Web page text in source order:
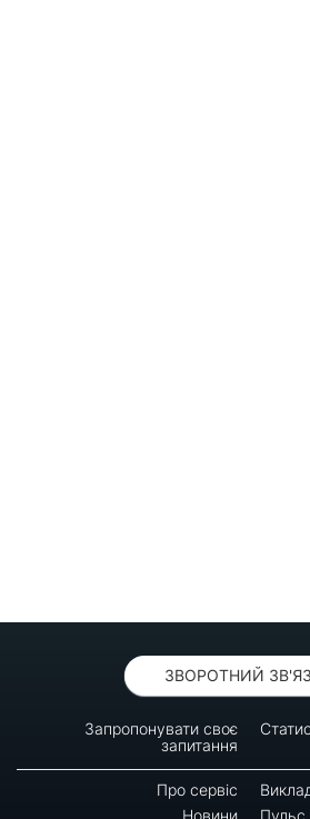
ЗВОРОТНИЙ
Запропонувати своє
запитання
Про сервіс
Новини
Пульс